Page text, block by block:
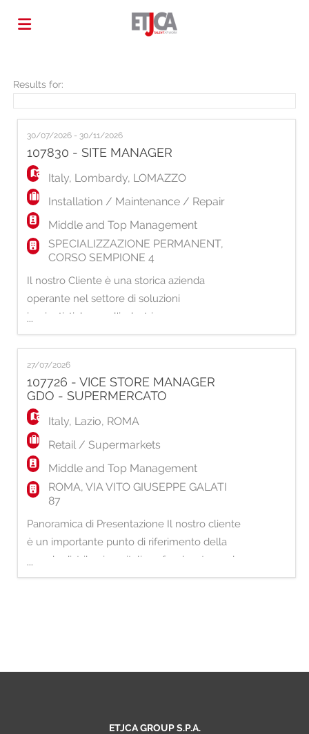
Job
CV
Language
EN
FR
ES
PT
Results for:
30/07/2026 - 30/11/2026
107830 - SITE MANAGER
Italy, Lombardy, LOMAZZO
Installation / Maintenance / Repair
Middle and Top Management
SPECIALIZZAZIONE PERMANENT,
CORSO SEMPIONE 4
Il nostro Cliente è una storica azienda
operante nel settore di soluzioni
impiantistiche per l'industria, con
orientamento all'innovazione e alla
multidisciplinarità. Fondata nel 1950, ha
consolidato uno status quo che traduce
l'esperienza pluridecennale in solidità
patrimoniale, sicurezza sul cantiere, crescita
degli esperti tecnici multidisciplin
...
27/07/2026
107726 - VICE STORE MANAGER
GDO - SUPERMERCATO
Italy, Lazio, ROMA
Retail / Supermarkets
Middle and Top Management
ROMA, VIA VITO GIUSEPPE GALATI
87
Panoramica di Presentazione Il nostro cliente
è un importante punto di riferimento della
grande distribuzione italiana food, noto per la
qualità dei prodotti e per l'attenzione verso il
...
ETJCA GROUP S.P.A.